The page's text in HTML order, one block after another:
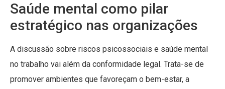
Saúde mental como pilar
estratégico nas organizações
A discussão sobre riscos psicossociais e saúde mental
no trabalho vai além da conformidade legal. Trata-se de
promover ambientes que favoreçam o bem-estar, a